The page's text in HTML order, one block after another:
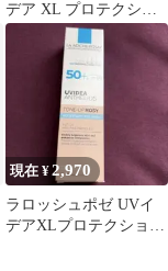
デア XL プロテクショ
ントーンアップ ロー
ズ 50ml
現在 ¥2,970
ラロッシュポゼ UVイ
デアXLプロテクション